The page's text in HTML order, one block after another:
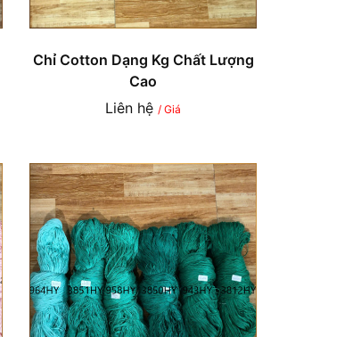
Chỉ Cotton Dạng Kg Chất Lượng
Cao
Liên hệ / Giá